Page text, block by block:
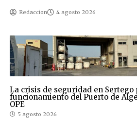
Redaccion 4 agosto 2026
La crisis de seguridad en Sertego
funcionamiento del Puerto de
OPE
5 agosto 2026